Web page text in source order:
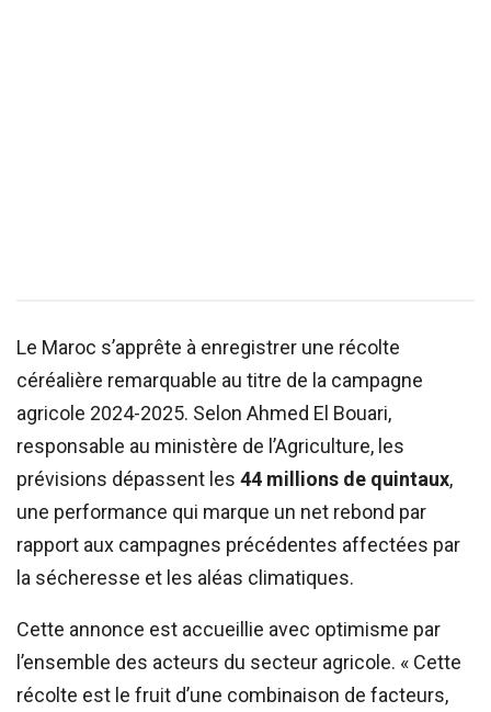
Le Maroc s’apprête à enregistrer une récolte
céréalière remarquable au titre de la campagne
agricole 2024-2025. Selon Ahmed El Bouari,
responsable au ministère de l’Agriculture, les
prévisions dépassent les 44 millions de quintaux,
une performance qui marque un net rebond par
rapport aux campagnes précédentes affectées par
la sécheresse et les aléas climatiques.
Cette annonce est accueillie avec optimisme par
l’ensemble des acteurs du secteur agricole. « Cette
récolte est le fruit d’une combinaison de facteurs,